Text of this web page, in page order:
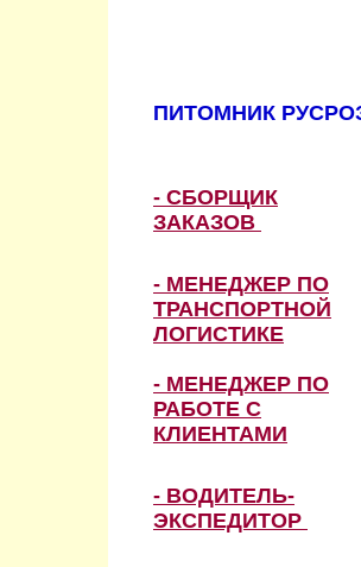
ПИТОМНИК
- СБОРЩИК
ЗАКАЗОВ
- МЕНЕДЖЕР ПО
ТРАНСПОРТНОЙ
ЛОГИСТИКЕ
- МЕНЕДЖЕР ПО
РАБОТЕ С
КЛИЕНТАМИ
- ВОДИТЕЛЬ-
ЭКСПЕДИТОР